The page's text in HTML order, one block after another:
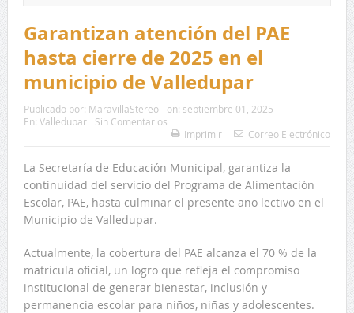
Garantizan atención del PAE
hasta cierre de 2025 en el
municipio de Valledupar
Publicado por: MaravillaStereo on: septiembre 01, 2025
En: Valledupar
Sin Comentarios
Imprimir
Correo Electrónico
La Secretaría de Educación Municipal, garantiza la
continuidad del servicio del Programa de Alimentación
Escolar, PAE, hasta culminar el presente año lectivo en el
Municipio de Valledupar.
Actualmente, la cobertura del PAE alcanza el 70 % de la
matrícula oficial, un logro que refleja el compromiso
institucional de generar bienestar, inclusión y
permanencia escolar para niños, niñas y adolescentes.